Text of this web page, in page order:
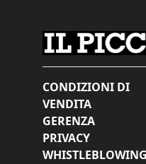
CONDIZIONI DI
VENDITA
GERENZA
PRIVACY
WHISTLEBLOWING